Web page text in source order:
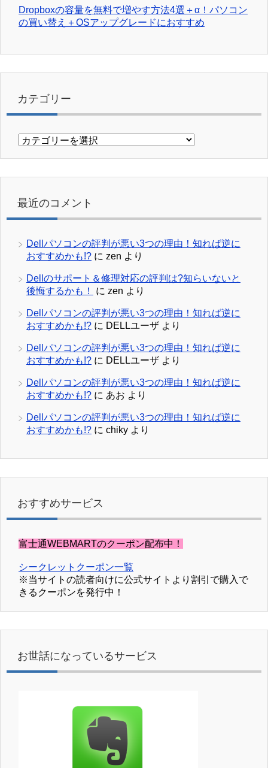
Dropboxの容量を無料で増やす方法4選＋α！パソコン
の買い替え＋OSアップグレードにおすすめ
カテゴリー
カ
リ
最近のコメント
Dellパソコンの評判が悪い3つの理由！知れば逆に
おすすめかも!? に zen より
Dellのサポート＆修理対応の評判は?知らいないと
後悔するかも！
に zen より
Dellパソコンの評判が悪い3つの理由！知れば逆に
おすすめかも!? に DELLユーザ より
Dellパソコンの評判が悪い3つの理由！知れば逆に
おすすめかも!? に DELLユーザ より
Dellパソコンの評判が悪い3つの理由！知れば逆に
おすすめかも!? に あお より
Dellパソコンの評判が悪い3つの理由！知れば逆に
おすすめかも!? に chiky より
おすすめサービス
富士通WEBMARTのクーポン配布中！
シークレットクーポン一覧
※当サイトの読者向けに公式サイトより割引で購入で
きるクーポンを発行中！
お世話になっているサービス